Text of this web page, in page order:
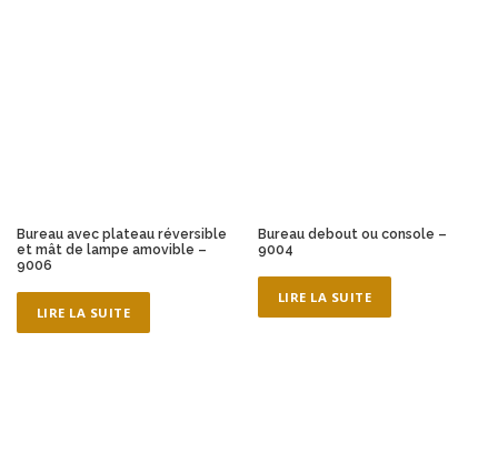
Bureau avec plateau réversible
et mât de lampe amovible –
9006
LIRE LA SUITE
Bureau debout ou console –
9004
LIRE LA SUITE